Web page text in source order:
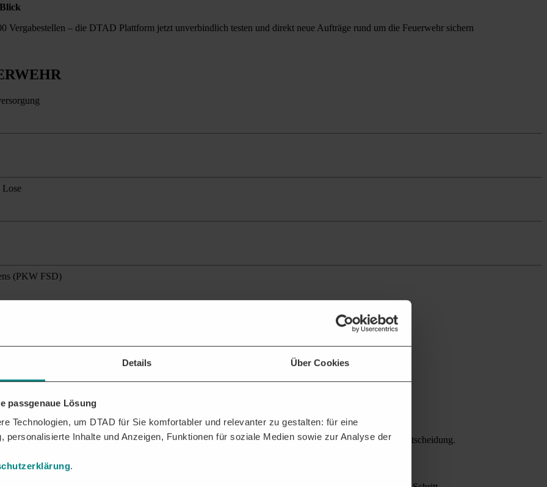
Details Über Cookies
passgenaue Lösung
Technologien, um DTAD für Sie komfortabler und relevanter zu gestalten: für eine
personalisierte Inhalte und Anzeigen, Funktionen für soziale Medien sowie zur Analyse der
.
Vergabestellen – die DTAD Plattform jetzt unverbindlich testen und direkt neue Aufträge rund um die Feuerwehr sichern
Lose
(PKW FSD)
dabei, das Beste aus der DTAD Plattform für Sie herauszuholen.
Feuerwehr erhalten. Analysen zu Vergabeverhalten und potenziellen Bietern erleichtern die Teilnahmeentscheidung.